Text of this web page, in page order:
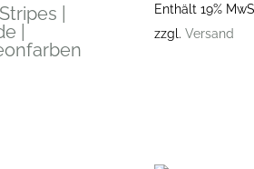
|
|
Enthält 19%
zzgl. Versand